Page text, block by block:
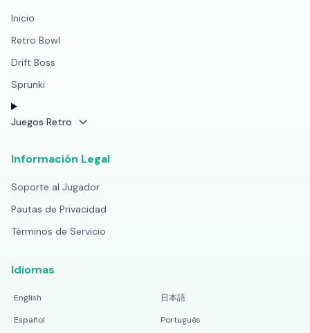
Inicio
Retro Bowl
Drift Boss
Sprunki
Juegos Retro
Información Legal
Soporte al Jugador
Pautas de Privacidad
Términos de Servicio
Idiomas
English
日本語
Español
Português